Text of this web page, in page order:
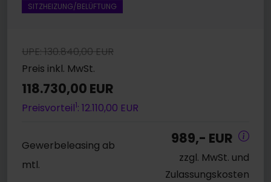
SITZHEIZUNG/BELÜFTUNG
UPE: 130.840,00 EUR
Preis inkl. MwSt.
118.730,00 EUR
Preisvorteil1: 12.110,00 EUR
Gewerbeleasing ab
mtl.
989,- EUR
zzgl. MwSt. und
Zulassungskosten